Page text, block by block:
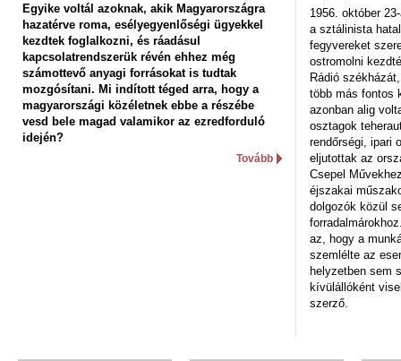
Egyike voltál azoknak, akik Magyarországra
hazatérve roma, esélyegyenlőségi ügyekkel
kezdtek foglalkozni, és ráadásul
kapcsolatrendszerük révén ehhez még
számottevő anyagi forrásokat is tudtak
mozgósítani. Mi indított téged arra, hogy a
magyarországi közéletnek ebbe a részébe
vesd bele magad valamikor az ezredforduló
idején?
Tovább
1956. október
a sztálinista
fegyvereket
ostromolni
Rádió
több más fontos
azonban alig
osztagok
rendőrségi, ipari
eljutottak az
Csepel
éjszakai
dolgozók közül
az, hogy a
szemlélte az
helyzetben sem
kívülállóként
szerző.